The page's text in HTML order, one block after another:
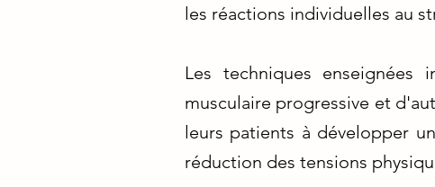
les réactions individuelles au
Les techniques
musculaire progressive et
leurs patients à développer
réduction des tensions